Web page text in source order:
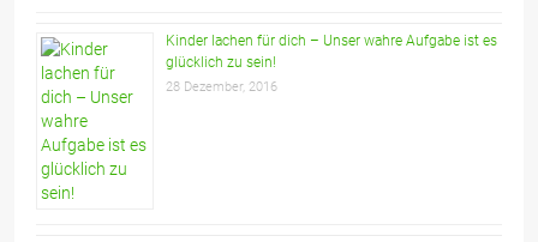
Kinder lachen für dich – Unser wahre Aufgabe ist es
glücklich zu sein!
28 Dezember, 2016